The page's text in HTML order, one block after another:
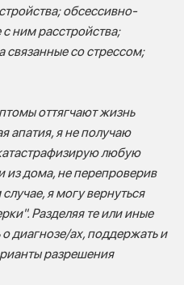
обсессивно-
ним расстройства;
связанные со стрессом;
оттягчают жизнь
апатия, я не получаю
любую
из дома, не перепроверив
я могу вернуться
Разделяя те или иные
диагнозе/ах, поддержать и
разрешения